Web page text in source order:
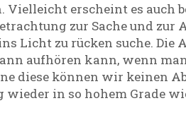
Vielleicht erscheint es auch
zur Sache und zur
Licht zu rücken suche. Die
aufhören kann, wenn
diese können wir keinen
in so hohem Grade